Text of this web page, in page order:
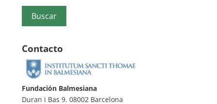
Contacto
Fundación Balmesiana
Duran i Bas 9. 08002 Barcelona